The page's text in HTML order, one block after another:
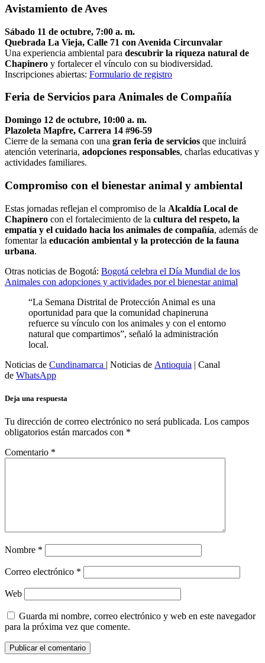
Avistamiento de Aves
Sábado 11 de octubre, 7:00 a. m.
Quebrada La Vieja, Calle 71 con Avenida Circunvalar
Una experiencia ambiental para descubrir la riqueza natural de
Chapinero y fortalecer el vínculo con su biodiversidad.
Inscripciones abiertas: Formulario de registro
Feria de Servicios para Animales de Compañía
Domingo 12 de octubre, 10:00 a. m.
Plazoleta Mapfre, Carrera 14 #96-59
Cierre de la semana con una gran feria de servicios que incluirá
atención veterinaria, adopciones responsables, charlas educativas y
actividades familiares.
Compromiso con el bienestar animal y ambiental
Estas jornadas reflejan el compromiso de la Alcaldía Local de
Chapinero con el fortalecimiento de la cultura del respeto, la
empatía y el cuidado hacia los animales de compañía, además de
fomentar la educación ambiental y la protección de la fauna
urbana.
Otras noticias de Bogotá: Bogotá celebra el Día Mundial de los
Animales con adopciones y actividades por el bienestar animal
“La Semana Distrital de Protección Animal es una
oportunidad para que la comunidad chapineruna
refuerce su vínculo con los animales y con el entorno
natural que compartimos”, señaló la administración
local.
Noticias de Cundinamarca | Noticias de Antioquia | Canal
de WhatsApp
Deja una respuesta
Tu dirección de correo electrónico no será publicada. Los campos
obligatorios están marcados con *
Comentario *
Nombre *
Correo electrónico *
Web
Guarda mi nombre, correo electrónico y web en este navegador
para la próxima vez que comente.